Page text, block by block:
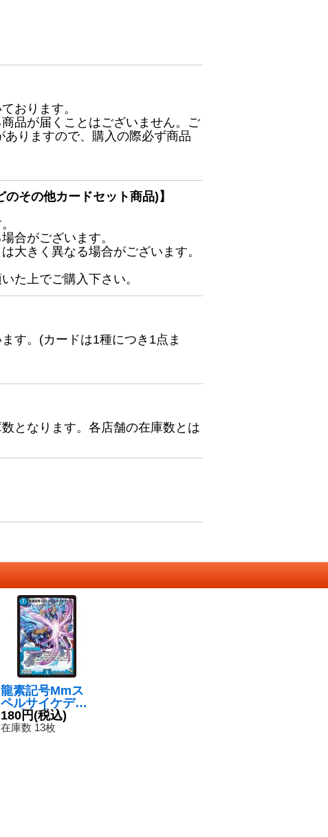
おります。
品が届くことはございません。ご
りますので、購入の際必ず商品
その他カードセット商品)】
合がございます。
大きく異なる場合がございます。
た上でご購入下さい。
す。(カードは1種につき1点ま
となります。各店舗の在庫数とは
龍素記号Mmス
ペルサイケデリ
カ【SR】{DMR
15S2/S5}《水》
180円(税込)
在庫数 13枚